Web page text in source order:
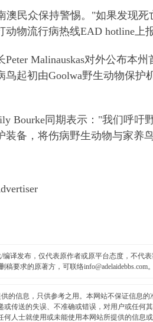
澳民众保持警惕。"如果发现
动物流行病热线EAD hotline上
Peter Malinauskas对外公布本
鸟起初由Goolwa野生动物保护
Bourke同期表示："我们呼吁
装备，将伤病野生动物与家养
编译发布，仅代表原作者或原平台态度，不代
稿要求的原著方，可联络info@adelaidebbs.com。
的信息，只供参考之用。本网站不保证信息
或传送的失误、不准确或错误，对用户或任何
何人士就使用或未能使用本网站所提供的信息